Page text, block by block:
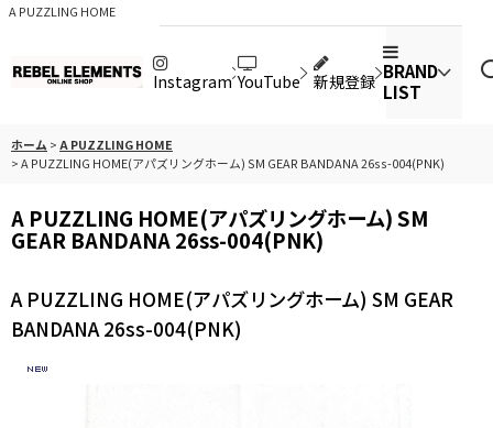
A PUZZLING HOME
Instagram YouTube 新規登録 BRAND
LIST
ホーム > A PUZZLING HOME
>A PUZZLING HOME(アパズリングホーム) SM GEAR BANDANA 26ss-004(PNK)
A PUZZLING HOME(アパズリングホーム) SM
GEAR BANDANA 26ss-004(PNK)
A PUZZLING HOME(アパズリングホーム) SM GEAR
BANDANA 26ss-004(PNK)